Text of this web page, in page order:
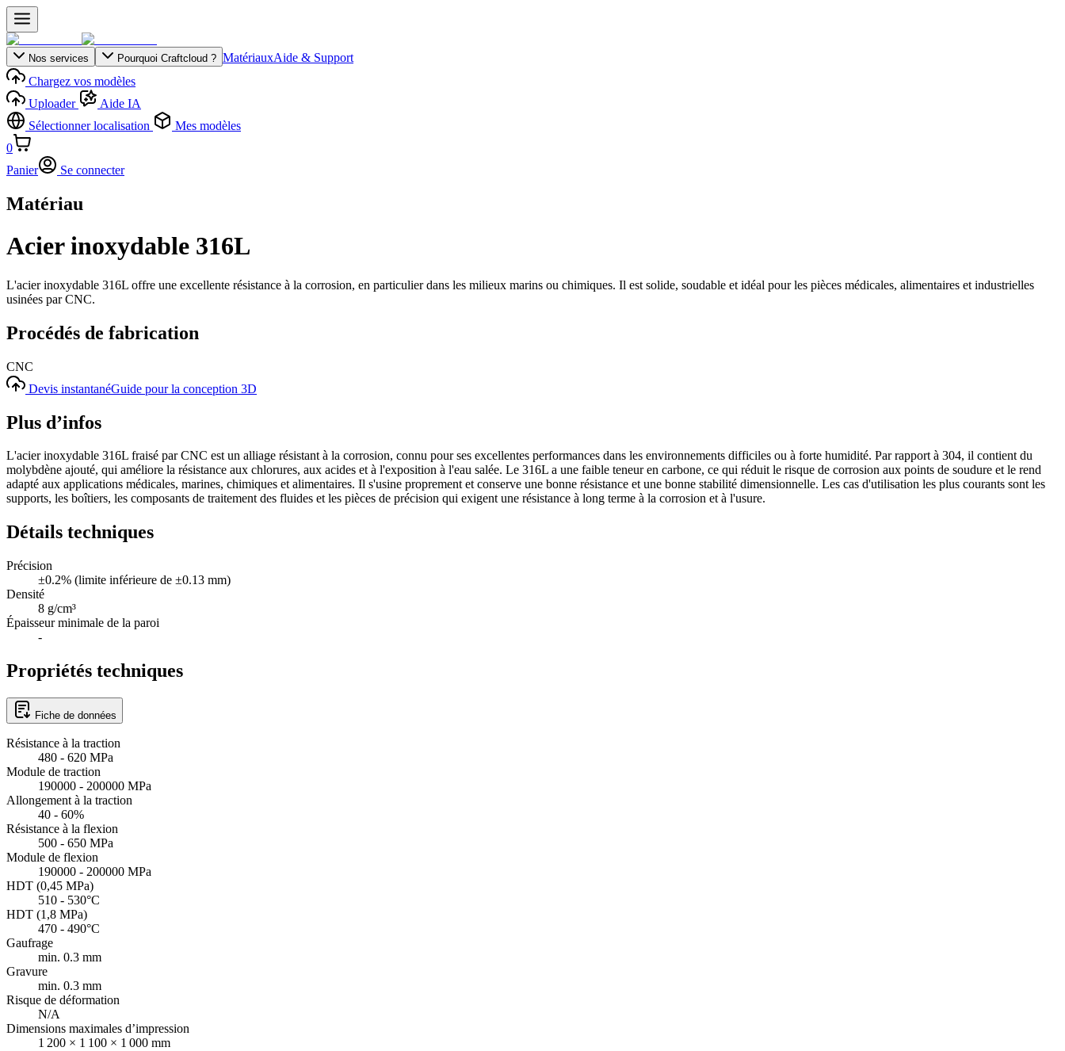
Nos services Pourquoi Craftcloud ? MatériauxAide & Support
Chargez vos modèles
Uploader
Aide IA
Sélectionner localisation
Mes modèles
0
Panier
Se connecter
Matériau
Acier inoxydable 316L
L'acier inoxydable 316L offre une excellente résistance à la corrosion, en particulier dans les milieux marins ou chimiques. Il est solide, soudable et idéal pour les pièces médicales, alimentaires et industrielles
usinées par CNC.
Procédés de fabrication
CNC
Devis instantanéGuide pour la conception 3D
Plus d’infos
L'acier inoxydable 316L fraisé par CNC est un alliage résistant à la corrosion, connu pour ses excellentes performances dans les environnements difficiles ou à forte humidité. Par rapport à 304, il contient du
molybdène ajouté, qui améliore la résistance aux chlorures, aux acides et à l'exposition à l'eau salée. Le 316L a une faible teneur en carbone, ce qui réduit le risque de corrosion aux points de soudure et le rend
adapté aux applications médicales, marines, chimiques et alimentaires. Il s'usine proprement et conserve une bonne résistance et une bonne stabilité dimensionnelle. Les cas d'utilisation les plus courants sont les
supports, les boîtiers, les composants de traitement des fluides et les pièces de précision qui exigent une résistance à long terme à la corrosion et à l'usure.
Détails techniques
Précision
±0.2% (limite inférieure de ±0.13 mm)
Densité
8 g/cm³
Épaisseur minimale de la paroi
-
Propriétés techniques
Fiche de données
Résistance à la traction
480 - 620 MPa
Module de traction
190000 - 200000 MPa
Allongement à la traction
40 - 60%
Résistance à la flexion
500 - 650 MPa
Module de flexion
190000 - 200000 MPa
HDT (0,45 MPa)
510 - 530°C
HDT (1,8 MPa)
470 - 490°C
Gaufrage
min. 0.3 mm
Gravure
min. 0.3 mm
Risque de déformation
N/A
Dimensions maximales d’impression
1 200 × 1 100 × 1 000 mm